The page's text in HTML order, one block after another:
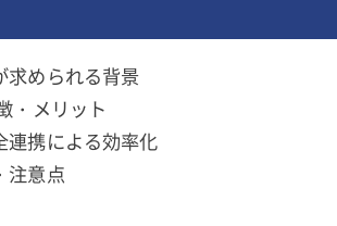
求められる背景
・メリット
連携による効率化
注意点